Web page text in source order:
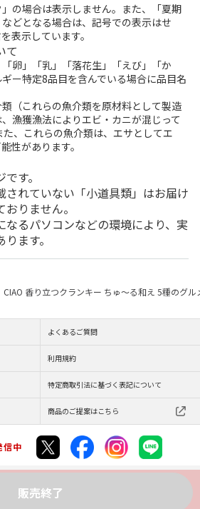
の場合は表示しません。また、「夏期
どとなる場合は、記号での表示はせ
表示しています。
て
卵」「乳」「落花生」「えび」「か
ー特定8品目を含んでいる場合に品目名
（これらの魚介類を原材料として製造
漁獲漁法によりエビ・カニが混じって
、これらの魚介類は、エサとしてエ
性があります。
す。
されていない「小道具類」はお届け
りません。
なるパソコンなどの環境により、実
ます。
販売終了
CIAO 香り立つクランキー ちゅ～る和え 5種のグ
よくあるご質問
利用規約
特定商取引法に基づく表記について
商品のご提案はこちら
信中